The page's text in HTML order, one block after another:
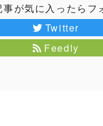
事が気に入ったらフ
Twitter
Feedly